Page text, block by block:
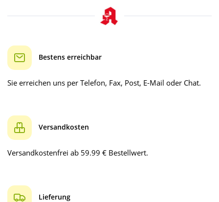
Bestens erreichbar
Sie erreichen uns per Telefon, Fax, Post, E-Mail oder Chat.
Versandkosten
Versandkostenfrei ab 59.99 € Bestellwert.
Lieferung